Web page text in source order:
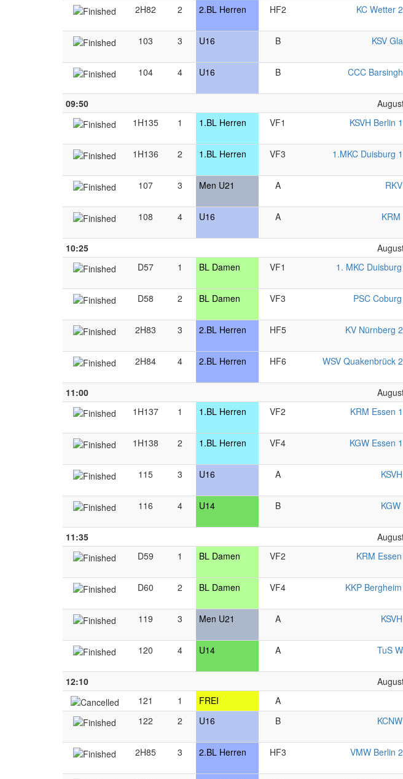
2H82
2 2.BL Herren HF2
KC Wetter
103
3 U16 B
KSV
104 4 U16 B
CCC
09:50
1H135
1 1.BL Herren VF1
KSVH Berlin
1H136
2 1.BL Herren VF3
1.MKC Duisburg
107
3 Men U21 A
108 4 U16 A
10:25
D57
1 BL Damen VF1
1. MKC
D58
2 BL Damen VF3
PSC
2H83
3 2.BL Herren HF5
KV Nürnberg
2H84
4 2.BL Herren HF6
WSV Quakenbrück
11:00
1H137
1 1.BL Herren VF2
KRM Essen
1H138
2 1.BL Herren VF4
KGW Essen
115
3 U16 A
116 4 U14 B
11:35
D59
1 BL Damen VF2
KRM
D60
2 BL Damen VF4
KKP
119
3 Men U21 A
120 4 U14 A
TuS
12:10
121
1 FREI A
122
2 U16 B
2H85 3 2.BL Herren HF3
VMW Berlin